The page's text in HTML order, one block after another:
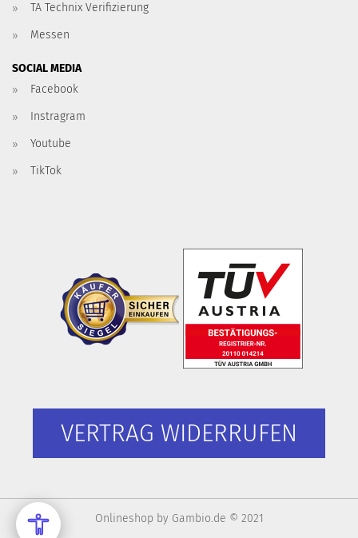
TA Technix Verifizierung
Messen
SOCIAL MEDIA
Facebook
Instragram
Youtube
TikTok
VERTRAG WIDERRUFEN
Onlineshop by Gambio.de © 2021